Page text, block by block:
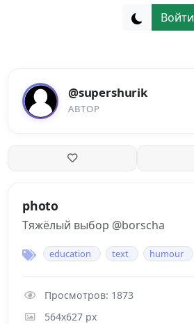
Войти
@supershurik
АВТОР
photo
Тяжёлый выбор @borscha
education text humour
Просмотров: 1873
564x627 px